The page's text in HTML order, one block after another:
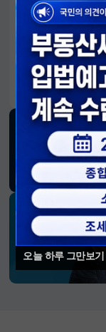
오늘 하루 그만보기
알림판
국민이 만든 대전
소